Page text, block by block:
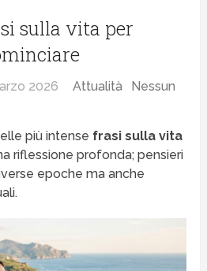
sulla vita per
2026 Attualità
Nessun
più intense frasi sulla vita
riflessione profonda; pensieri
epoche ma anche